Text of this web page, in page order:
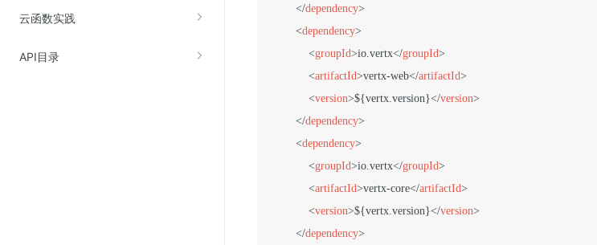
云函数实践
API目录
</dependency>
<dependency>
<groupId>io.vertx</groupId>
<artifactId>vertx-web</artifactId>
<version>${vertx.version}</version>
</dependency>
<dependency>
<groupId>io.vertx</groupId>
<artifactId>vertx-core</artifactId>
<version>${vertx.version}</version>
</dependency>